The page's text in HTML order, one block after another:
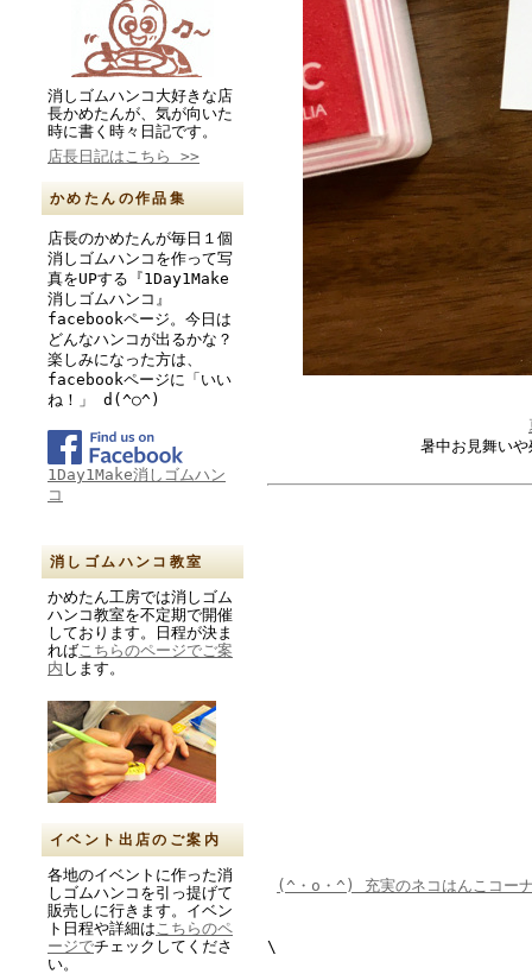
消しゴムハンコ大好きな店
長かめたんが、気が向いた
時に書く時々日記です。
店長日記はこちら >>
かめたんの作品集
店長のかめたんが毎日１個
消しゴムハンコを作って写
真をUPする『1Day1Make
消しゴムハンコ』
facebookページ。今日は
どんなハンコが出るかな？
楽しみになった方は、
facebookページに「いい
ね！」 d(^○^)
1Day1Make消しゴムハン
コ
消しゴムハンコ教室
かめたん工房では消しゴム
ハンコ教室を不定期で開催
しております。日程が決ま
ればこちらのページでご案
内 します。
イベント出店のご案内
各地のイベントに作った消
しゴムハンコを引っ提げて
販売しに行きます。イベン
ト日程や詳細はこちらのペ
ージでチェックしてくださ
い。
暑中お見舞い
(^・o・^) 充実のネコはんこコー
\